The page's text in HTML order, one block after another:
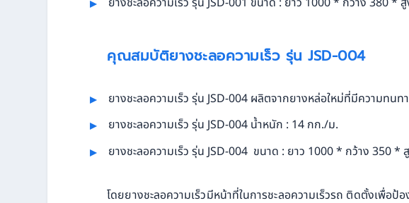
คุณสมบัติยางชะลอความเร็ว รุ่น JSD-004
ยางชะลอความเร็ว รุ่น JSD-004 ผลิตจากยางหล่อใหม่ที่มีความทน
ยางชะลอความเร็ว รุ่น JSD-004 น้ำหนัก : 14 กก./ม.
ยางชะลอความเร็ว รุ่น JSD-004 ขนาด : ยาว 1000 * กว้าง 350 *
โดยยางชะลอความเร็วมีหน้าที่ในการชะลอความเร็วรถ ติดตั้งเพื่อ